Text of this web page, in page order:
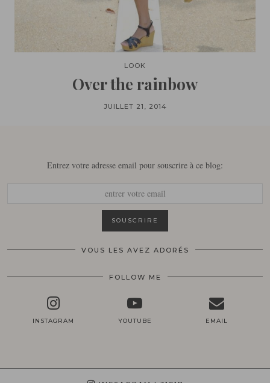
LOOK
Over the rainbow
JUILLET 21, 2014
Entrez votre adresse email pour souscrire à ce blog:
VOUS LES AVEZ ADORÉS
FOLLOW ME
INSTAGRAM YOUTUBE EMAIL